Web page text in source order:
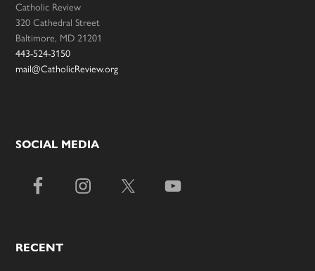
Catholic Review
320 Cathedral Street
Baltimore, MD 21201
443-524-3150
mail@CatholicReview.org
SOCIAL MEDIA
RECENT